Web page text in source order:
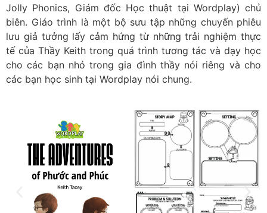
Jolly Phonics, Giám đốc Học thuật tại Wordplay) chủ
biên. Giáo trình là một bộ sưu tập những chuyến phiêu
lưu giả tưởng lấy cảm hứng từ những trải nghiệm thực
tế của Thầy Keith trong quá trình tương tác và dạy học
cho các bạn nhỏ trong gia đình thầy nói riêng và cho
các bạn học sinh tại Wordplay nói chung.